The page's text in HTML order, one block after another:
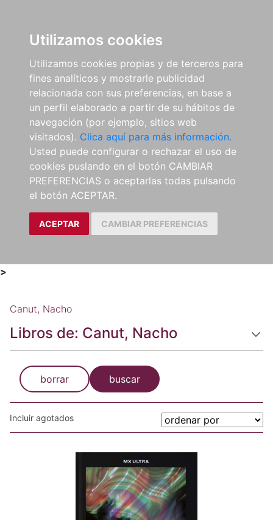
Utilizamos cookies
Utilizamos cookies propias y de terceros para
fines analíticos y mostrarle publicidad
relacionada con sus preferencias, en base a
un perfil elaborado a partir de su hábitos de
navegación (por ejemplo, sitios web
visitados). Clica aquí para más información.
Usted puede configurar o rechazar el uso de
cookies puslando en el botón CAMBIAR
PREFERENCIAS o aceptarlas todas pulsando
el botón ACEPTAR.
ACEPTAR CAMBIAR PREFERENCIAS
>
Canut, Nacho
Libros de: Canut, Nacho
borrar buscar
Incluir agotados